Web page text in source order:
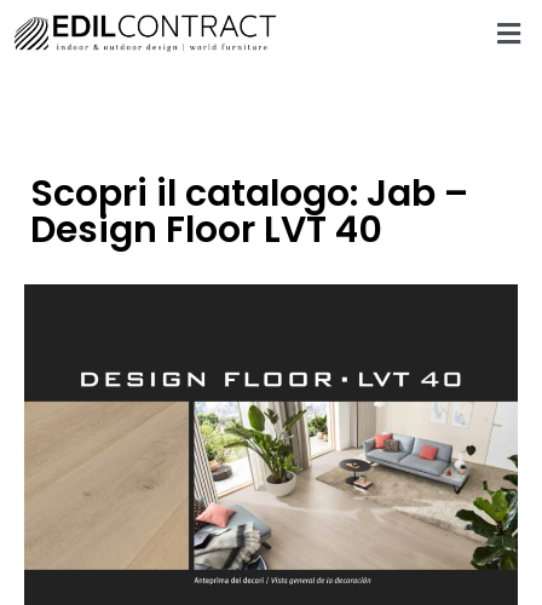
Scopri il catalogo: Jab –
Design Floor LVT 40